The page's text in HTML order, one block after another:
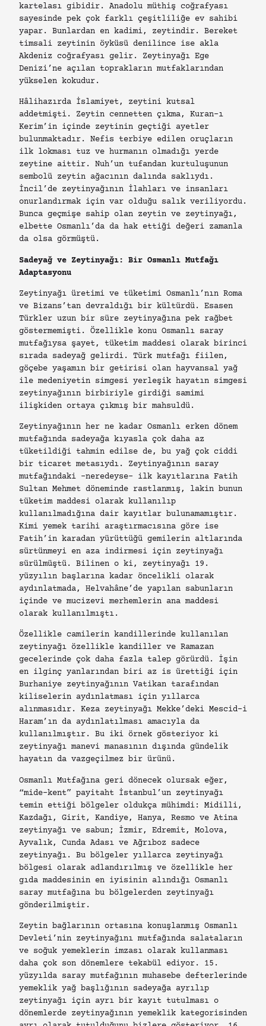
kartelası gibidir. Anadolu müthiş coğrafyası
sayesinde pek çok farklı çeşitliliğe ev sahibi
yapar. Bunlardan en kadimi, zeytindir. Bereket
timsali zeytinin öyküsü denilince ise akla
Akdeniz coğrafyası gelir. Zeytinyağı Ege
Denizi’ne açılan toprakların mutfaklarından
yükselen kokudur.
Hâlihazırda İslamiyet, zeytini kutsal
addetmişti. Zeytin cennetten çıkma, Kuran-ı
Kerim’in içinde zeytinin geçtiği ayetler
bulunmaktadır. Nefis terbiye edilen oruçların
ilk lokması tuz ve hurmanın olmadığı yerde
zeytine aittir. Nuh’un tufandan kurtuluşunun
sembolü zeytin ağacının dalında saklıydı.
İncil’de zeytinyağının İlahları ve insanları
onurlandırmak için var olduğu salık veriliyordu.
Bunca geçmişe sahip olan zeytin ve zeytinyağı,
elbette Osmanlı’da da hak ettiği değeri zamanla
da olsa görmüştü.
Sadeyağ ve Zeytinyağı: Bir Osmanlı Mutfağı
Adaptasyonu
Zeytinyağı üretimi ve tüketimi Osmanlı’nın Roma
ve Bizans’tan devraldığı bir kültürdü. Esasen
Türkler uzun bir süre zeytinyağına pek rağbet
göstermemişti. Özellikle konu Osmanlı saray
mutfağıysa şayet, tüketim maddesi olarak birinci
sırada sadeyağ gelirdi. Türk mutfağı fiilen,
göçebe yaşamın bir getirisi olan hayvansal yağ
ile medeniyetin simgesi yerleşik hayatın simgesi
zeytinyağının birbiriyle girdiği samimi
ilişkiden ortaya çıkmış bir mahsuldü.
Zeytinyağının her ne kadar Osmanlı erken dönem
mutfağında sadeyağa kıyasla çok daha az
tüketildiği tahmin edilse de, bu yağ çok ciddi
bir ticaret metasıydı. Zeytinyağının saray
mutfağındaki –neredeyse- ilk kayıtlarına Fatih
Sultan Mehmet döneminde rastlanmış, lakin bunun
tüketim maddesi olarak kullanılıp
kullanılmadığına dair kayıtlar bulunamamıştır.
Kimi yemek tarihi araştırmacısına göre ise
Fatih’in karadan yürüttüğü gemilerin altlarında
sürtünmeyi en aza indirmesi için zeytinyağı
sürülmüştü. Bilinen o ki, zeytinyağı 19.
yüzyılın başlarına kadar öncelikli olarak
aydınlatmada, Helvahâne’de yapılan sabunların
içinde ve mucizevi merhemlerin ana maddesi
olarak kullanılmıştı.
Özellikle camilerin kandillerinde kullanılan
zeytinyağı özellikle kandiller ve Ramazan
gecelerinde çok daha fazla talep görürdü. İşin
en ilginç yanlarından biri az is ürettiği için
Burhaniye zeytinyağının Vatikan tarafından
kiliselerin aydınlatması için yıllarca
alınmasıdır. Keza zeytinyağı Mekke’deki Mescid-i
Haram’ın da aydınlatılması amacıyla da
kullanılmıştır. Bu iki örnek gösteriyor ki
zeytinyağı manevi manasının dışında gündelik
hayatın da vazgeçilmez bir ürünü.
Osmanlı Mutfağına geri dönecek olursak eğer,
“mide-kent” payitaht İstanbul’un zeytinyağı
temin ettiği bölgeler oldukça mühimdi: Midilli,
Kazdağı, Girit, Kandiye, Hanya, Resmo ve Atina
zeytinyağı ve sabun; İzmir, Edremit, Molova,
Ayvalık, Cunda Adası ve Ağrıboz sadece
zeytinyağı. Bu bölgeler yıllarca zeytinyağı
bölgesi olarak adlandırılmış ve özellikle her
gıda maddesinin en iyisinin alındığı Osmanlı
saray mutfağına bu bölgelerden zeytinyağı
gönderilmiştir.
Zeytin bağlarının ortasına konuşlanmış Osmanlı
Devleti’nin zeytinyağını mutfağında salataların
ve soğuk yemeklerin imzası olarak kullanması
daha çok son dönemlere tekabül ediyor. 15.
yüzyılda saray mutfağının muhasebe defterlerinde
yemeklik yağ başlığının sadeyağa ayrılıp
zeytinyağı için ayrı bir kayıt tutulması o
dönemlerde zeytinyağının yemeklik kategorisinden